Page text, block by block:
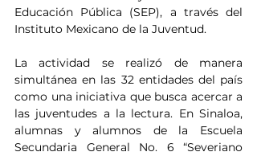
Educación Pública (SEP), a través del
Instituto Mexicano de la Juventud.
La actividad se realizó de manera
simultánea en las 32 entidades del país
como una iniciativa que busca acercar a
las juventudes a la lectura. En Sinaloa,
alumnas y alumnos de la Escuela
Secundaria General No. 6 “Severiano